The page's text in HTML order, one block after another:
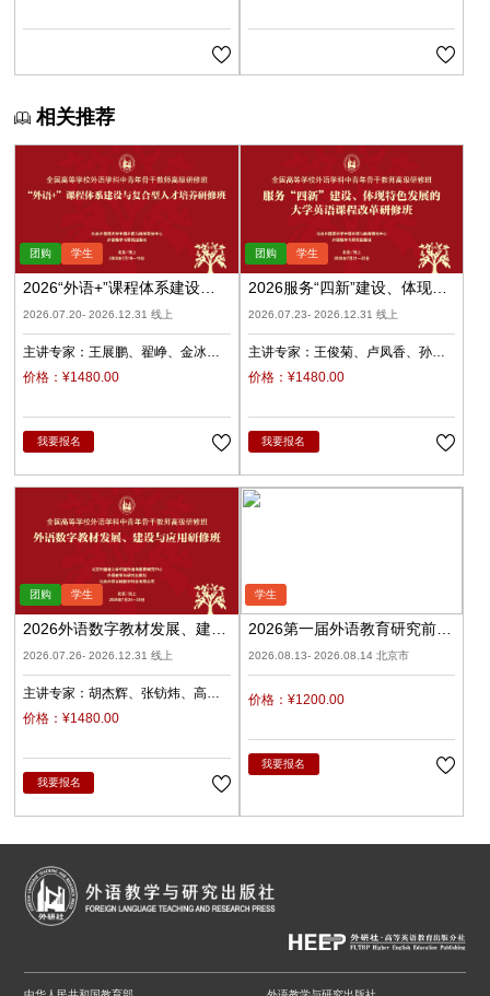
相关推荐
2026“外语+”课程体系建设与
复合型人才培养（录播）
2026.07.20- 2026.12.31 线上
主讲专家：王展鹏 翟峥
金冰
张清
杨天娲
价格：¥1480.00
我要报名
2026服务“四新”建设、体现特
色发展的大学英语课程改革
2026.07.23- 2026.12.31 线上
主讲专家： 王俊菊 卢凤香
孙
瑜
柳睿
价格：¥1480.00
我要报名
2026外语数字教材发展、建设
与应用（录播）
2026.07.26- 2026.12.31 线上
主讲专家：胡杰辉 张钫炜
高
原
陈静 陈琛
价格：¥1480.00
我要报名
2026第一届外语教育研究前沿
学术论坛暨《外语教育研究前
2026.08.13- 2026.08.14 北京市
价格：¥1200.00
我要报名